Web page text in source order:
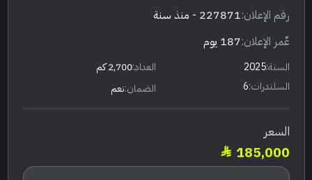
رقم الإعلان:227871 - منذ سنة
عٌمر الإعلان:187 يوم
السنة:2025 العداد:2,700 كم
السلندرات:6 الضمان:نعم
السعر
185,000